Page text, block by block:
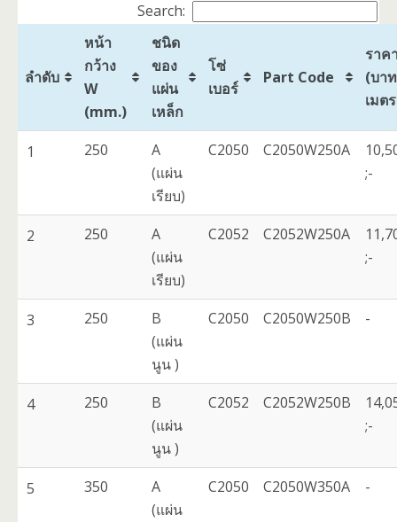
Search:
ลำดับ
หน้า
กว้าง
W
(mm.)
ชนิด
ของ
แผ่น
เหล็ก
โซ่
เบอร์
Part Code
ราค
(บา
เมต
1 250
A
(แผ่น
เรียบ)
C2050 C2050W250A
;-
2 250
A
(แผ่น
เรียบ)
C2052 C2052W250A
;-
3 250
B
(แผ่น
นูน )
C2050 C2050W250B -
4 250
B
(แผ่น
นูน )
C2052 C2052W250B
;-
5 350
A
(แผ่น
C2050 C2050W350A -